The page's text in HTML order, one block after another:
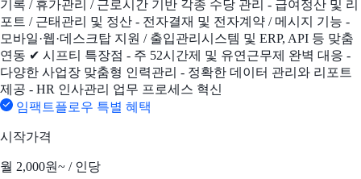
기록 / 휴가관리 / 근로시간 기반 각종 수당 관리 - 급여정산 및 리
포트 / 근태관리 및 정산 - 전자결재 및 전자계약 / 메시지 기능 -
모바일·웹·데스크탑 지원 / 출입관리시스템 및 ERP, API 등 맞춤
연동 ✔ 시프티 특장점 - 주 52시간제 및 유연근무제 완벽 대응 -
다양한 사업장 맞춤형 인력관리 - 정확한 데이터 관리와 리포트
제공 - HR 인사관리 업무 프로세스 혁신
임팩트플로우 특별 혜택
시작가격
월 2,000원~ / 인당